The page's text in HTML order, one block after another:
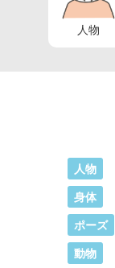
人物
人物
身体
ポーズ
動物